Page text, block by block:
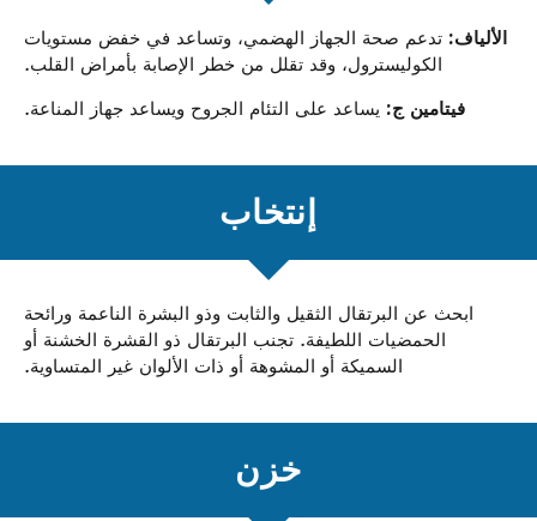
الألياف: تدعم صحة الجهاز الهضمي، وتساعد في خفض مستويات
الكوليسترول، وقد تقلل من خطر الإصابة بأمراض القلب.
فيتامين ج: يساعد على التئام الجروح ويساعد جهاز المناعة.
إنتخاب
ابحث عن البرتقال الثقيل والثابت وذو البشرة الناعمة ورائحة
الحمضيات اللطيفة. تجنب البرتقال ذو القشرة الخشنة أو
السميكة أو المشوهة أو ذات الألوان غير المتساوية.
خزن